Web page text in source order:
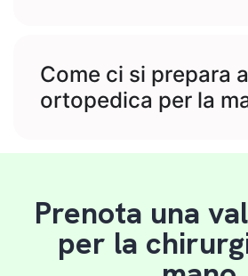
Come ci si prepara
ortopedica per la
Prenota una
per la